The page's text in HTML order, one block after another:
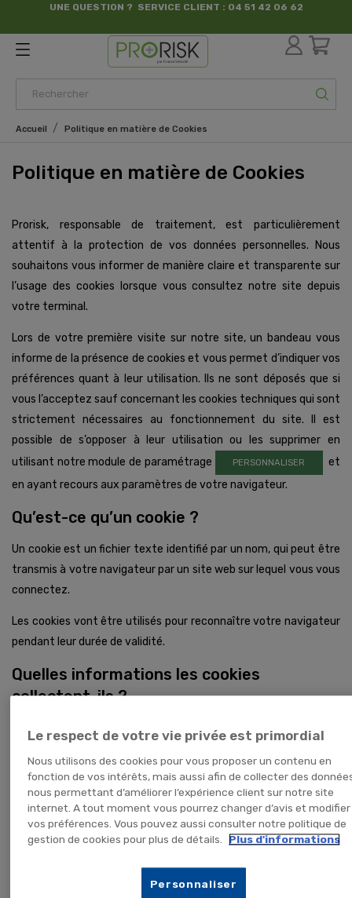
UNE QUESTION ? SERVICE CLIENT : 04 51 42 06 62
par France Sécurité
Accueil Politique en matière de Cookies
Politique en matière de Cookies
Prorisk, responsable de traitement, est particulièrement
attentif à la protection de vos données personnelles. Nous
souhaitons vous informer de manière claire et transparente sur
l’usage des cookies lorsque vous consultez notre site depuis
votre terminal.
Lors de votre première visite sur notre site, un bandeau vous
informe de la présence de cookies et vous permet d’indiquer vos
préférences quant à leur utilisation. Ils ne sont déposés que si
vous l’acceptez sauf concernant les cookies techniques qui sont
strictement nécessaires au fonctionnement du site. Il est
possible de s’opposer à leur utilisation ou les supprimer en
utilisant notre module de paramétrage
PERSONNALISER
et
en ayant recours aux paramètres de votre navigateur.
Qu’est-ce qu’un cookie ?
Un cookie est un fichier texte identifié par un nom, qui peut être
transmis à votre navigateur par un site web sur lequel vous vous
connectez.
Les cookies vont être utilisés pour reconnaître votre navigateur
pendant leur durée de validité.
Quelles informations les cookies
collectent-ils ?
En général, les cookies recueillent des informations telles que
d'exploitation, les URL de référence, la date et le temps de
visite, et des détails sur les actions que vous effectuez sur un
site web.
Quel type de cookies utilisons-nous ?
Le respect de votre vie privée est primordial
Nous utilisons des cookies pour vous proposer un contenu en
fonction de vos intérêts, mais aussi afin de collecter des
nous permettant d’améliorer l’expérience client sur notre site
internet. A tout moment vous pourrez changer d’avis et modifier
vos préférences. Vous pouvez aussi consulter notre politique de
gestion de cookies pour plus de détails.
Plus d'informations
Personnaliser